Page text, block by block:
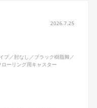
くいると思われるため、
使用感を想定している
自動調整する機能」と
最弱設定でも背もたれ
2026.7.25
プ／肘なし／ブラック樹脂脚／
ーリング用キャスター